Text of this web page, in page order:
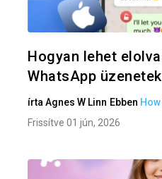
Hogyan lehet
WhatsApp
írta Agnes W Linn Ebben How
Frissítve 01 jún, 2026